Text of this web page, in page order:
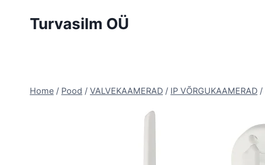
Turvasilm OÜ
Home / Pood / VALVEKAAMERAD / IP VÕRGUKAAMERAD /